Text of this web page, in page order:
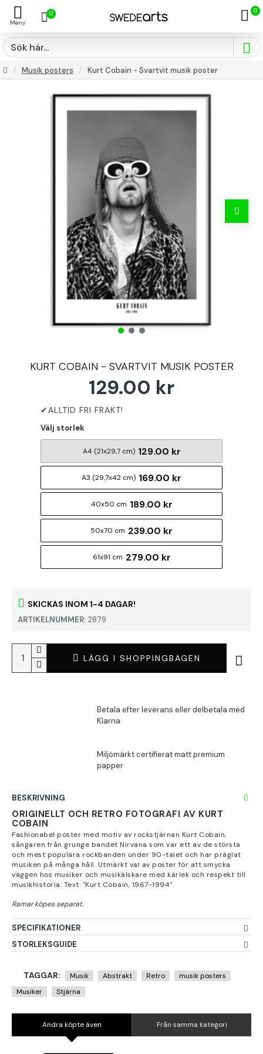
0 0
Musik posters Kurt Cobain - Svartvit musik poster
KURT COBAIN - SVARTVIT MUSIK POSTER
SKICKAS INOM 1-4 DAGAR!
ARTIKELNUMMER: 2879
129.00 kr
Välj storlek
A4 (21x29,7 cm) 129.00 kr
A3 (29,7x42 cm) 169.00 kr
40x50 cm 189.00 kr
50x70 cm 239.00 kr
61x91 cm 279.00 kr
LÄGG I SHOPPINGBAGEN
BESKRIVNING
ORIGINELLT OCH RETRO FOTOGRAFI AV KURT
COBAIN
Fashionabel poster med motiv av rockstjärnan Kurt Cobain,
sångaren från grunge bandet Nirvana som var ett av de största
och mest populära rockbanden under 90-talet och har präglat
musiken på många håll. Utmärkt val av poster för att smycka
väggen hos musiker och musikälskare med kärlek och respekt till
musikhistoria. Text: "Kurt Cobain, 1967-1994".
SPECIFIKATIONER
STORLEKSGUIDE
TAGGAR: Musik Abstrakt Retro
musik posters
Musiker
Stjärna
Andra köpte även Från samma kategori